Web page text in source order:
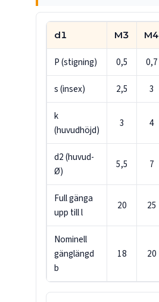
d1 M3 M4
P (stigning) 0,5 0,7
s (insex) 2,5 3
k
(huvudhöjd)
3 4
d2 (huvud-
Ø)
5,5 7
Full gänga
upp till l
20 25
Nominell
gänglängd
b
18 20